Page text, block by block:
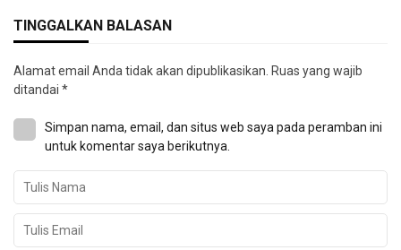
TINGGALKAN BALASAN
Alamat email Anda tidak akan dipublikasikan. Ruas yang wajib
ditandai *
Simpan nama, email, dan situs web saya pada peramban ini
untuk komentar saya berikutnya.